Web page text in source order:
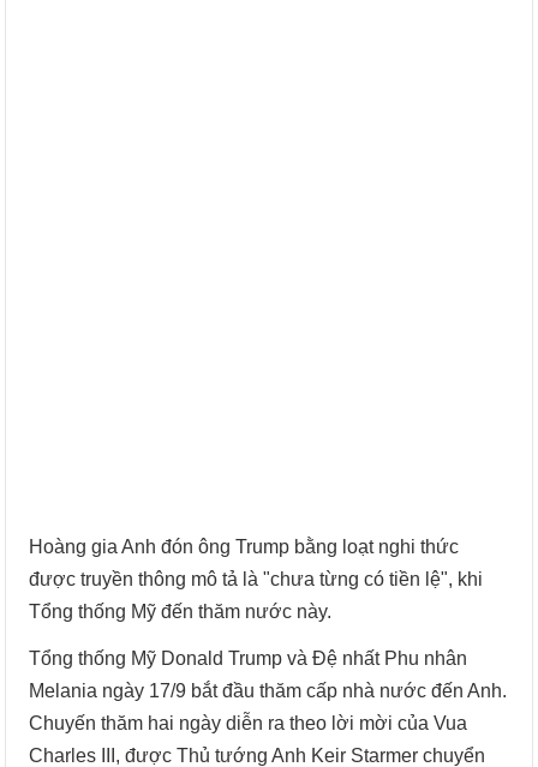
Hoàng gia Anh đón ông Trump bằng loạt nghi thức
được truyền thông mô tả là "chưa từng có tiền lệ", khi
Tổng thống Mỹ đến thăm nước này.
Tổng thống Mỹ Donald Trump và Đệ nhất Phu nhân
Melania ngày 17/9 bắt đầu thăm cấp nhà nước đến Anh.
Chuyến thăm hai ngày diễn ra theo lời mời của Vua
Charles III, được Thủ tướng Anh Keir Starmer chuyển